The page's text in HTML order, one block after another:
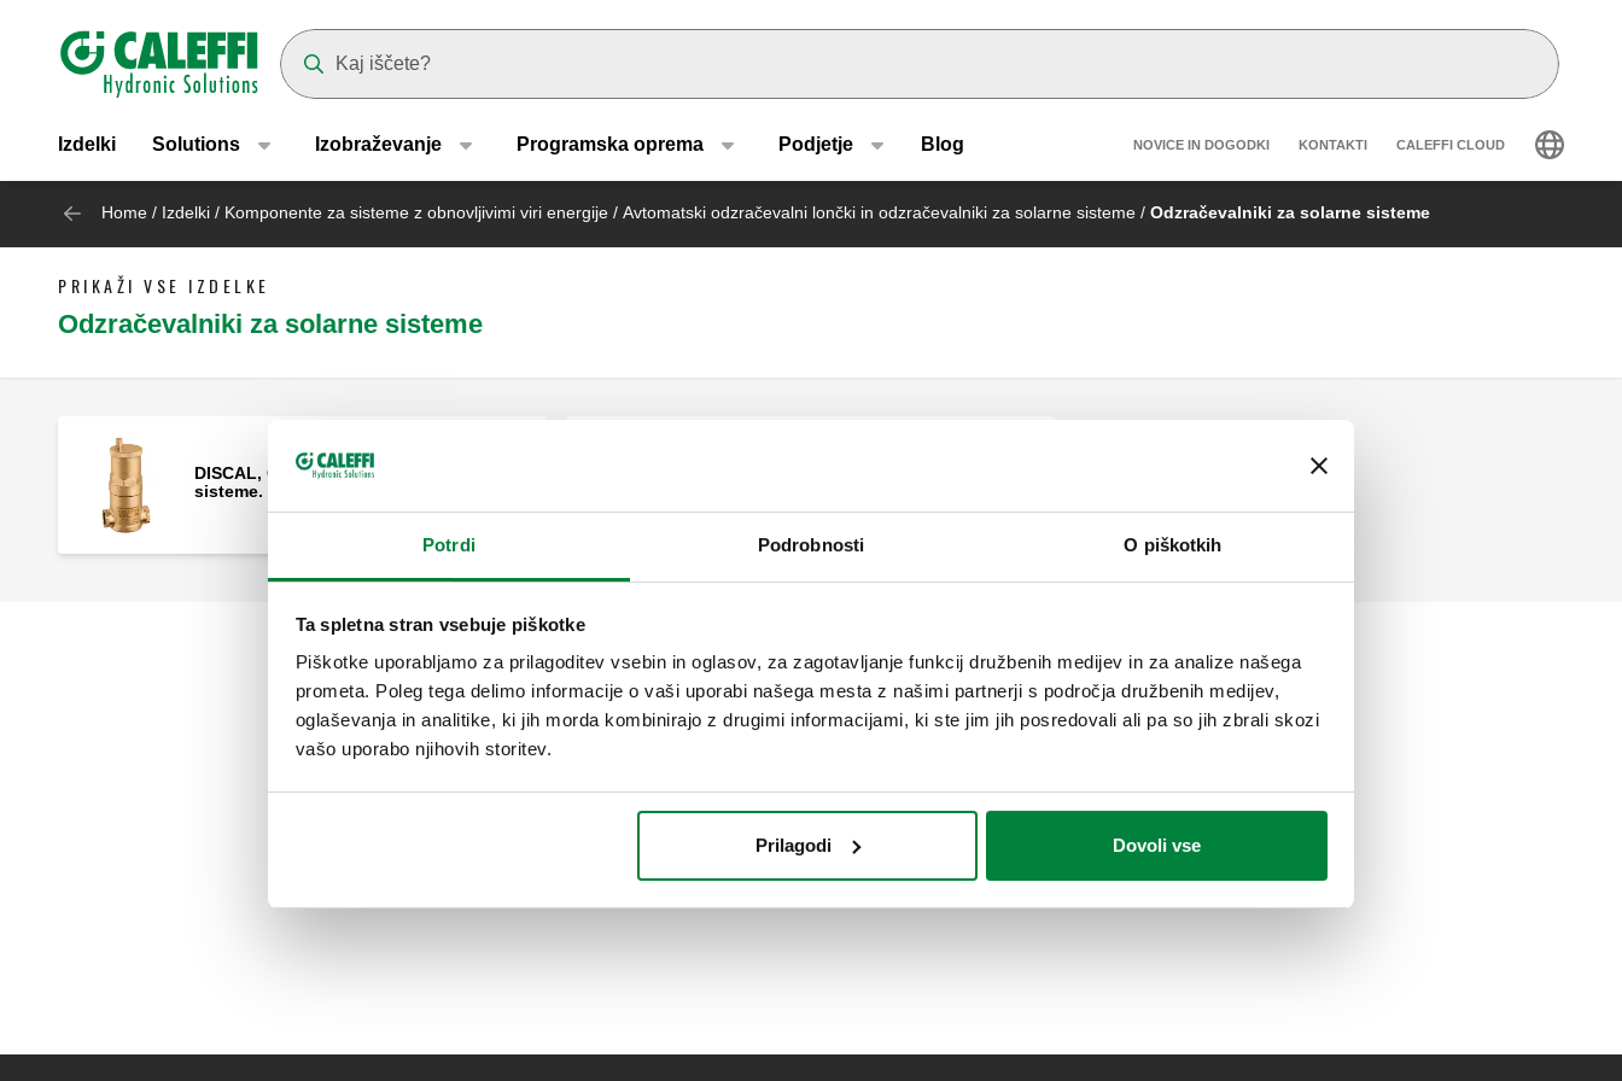
Potrdi Podrobnosti O piškotkih
Ta spletna stran vsebuje piškotke
Piškotke uporabljamo za prilagoditev vsebin in oglasov, za zagotavljanje funkcij družbenih medijev in za analize našega
prometa. Poleg tega delimo informacije o vaši uporabi našega mesta z našimi partnerji s področja družbenih medijev,
oglaševanja in analitike, ki jih morda kombinirajo z drugimi informacijami, ki ste jim jih posredovali ali pa so jih zbrali skozi
vašo uporabo njihovih storitev.
Prilagodi Dovoli vse
Header main navigation
Izdelki Solutions Izobraževanje Programska oprema Podjetje Blog Header secondary navigation
NOVICE IN DOGODKI KONTAKTI CALEFFI CLOUD
Home / Izdelki / Komponente za sisteme z obnovljivimi viri energije / Avtomatski odzračevalni lončki in odzračevalniki za solarne sisteme / Odzračevalniki za solarne sisteme
PRIKAŽI VSE IZDELKE
Odzračevalniki za solarne sisteme
DISCAL, Odzračevalnik za solarne
sisteme.